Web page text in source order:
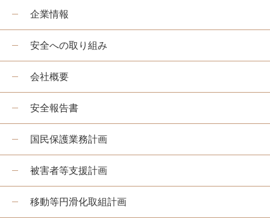
企業情報
安全への取り組み
会社概要
安全報告書
国民保護業務計画
被害者等支援計画
移動等円滑化取組計画